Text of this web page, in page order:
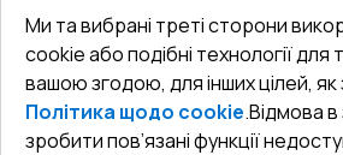
Блог
Адреса гіпермаркета
Як правильно заміряти вікна
Доставка і Оплата
Гарантія та Сервіс
Повернення товару
Договір публічної оферти
КОНТАКТИ
Офіс:Україна, м. Вінниця, вул.
undefined(undefined)
Ми та вибрані треті сторони
cookie або подібні технології для
вашою згодою, для інших цілей, як
Політика щодо cookie.Відмова
зробити пов’язані функції